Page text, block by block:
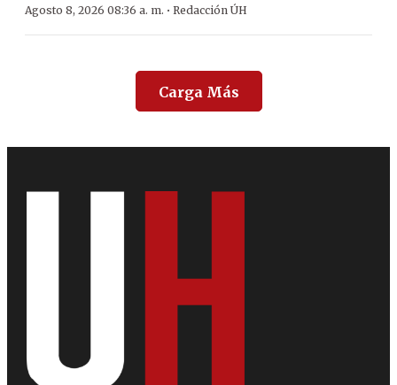
Agosto 8, 2026 08:36 a. m. · Redacción ÚH
Carga Más